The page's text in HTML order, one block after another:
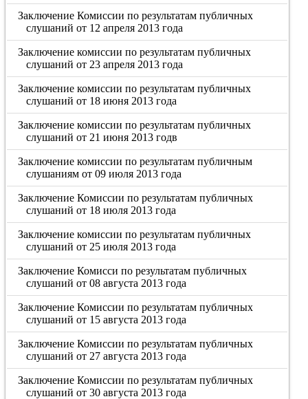
Заключение Комиссии по результатам публичных
слушаний от 12 апреля 2013 года
Заключение комиссии по результатам публичных
слушаний от 23 апреля 2013 года
Заключение комиссии по результатам публичных
слушаний от 18 июня 2013 года
Заключение комиссии по результатам публичных
слушаний от 21 июня 2013 годв
Заключение комиссии по результатам публичным
слушаниям от 09 июля 2013 года
Заключение Комиссии по результатам публичных
слушаний от 18 июля 2013 года
Заключение комиссии по результатам публичных
слушаний от 25 июля 2013 года
Заключение Комисси по результатам публичных
слушаний от 08 августа 2013 года
Заключение Комиссии по результатам публичных
слушаний от 15 августа 2013 года
Заключение Комиссии по результатам публичных
слушаний от 27 августа 2013 года
Заключение Комиссии по результатам публичных
слушаний от 30 августа 2013 года